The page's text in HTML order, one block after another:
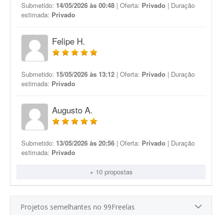
Submetido: 14/05/2026 às 00:48 | Oferta: Privado | Duração
estimada: Privado
Felipe H.
Submetido: 15/05/2026 às 13:12 | Oferta: Privado | Duração
estimada: Privado
Augusto A.
Submetido: 13/05/2026 às 20:56 | Oferta: Privado | Duração
estimada: Privado
+ 10 propostas
Projetos semelhantes no 99Freelas